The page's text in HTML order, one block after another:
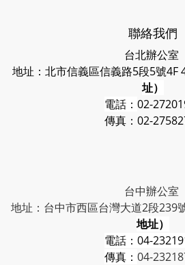
聯絡我們
台北辦公室
地址：北市信義區信義路5段5號4F
址）
電話： 02-
傳真：02-
台中辦公室
地址：台中市西區台灣大道2段239
地址）
電話： 04-
傳真： 04-